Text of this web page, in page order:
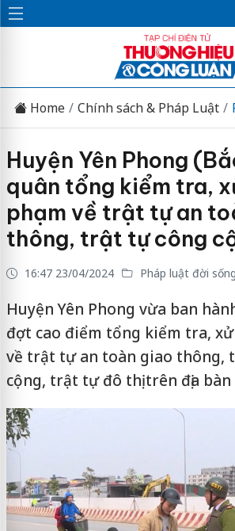
Home Chính sách & Pháp Luật
Huyện Yên Phong
quân tổng kiểm tra,
phạm về trật tự an
thông, trật tự công
16:47 23/04/2024 Pháp luật đời sống
Huyện Yên Phong vừa ban
đợt cao điểm tổng kiểm tra, xử
về trật tự an toàn giao thông,
cộng, trật tự đô thị trên địa bàn